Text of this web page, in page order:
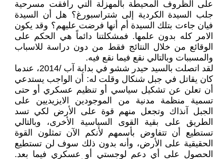
على الظروف المحيطة بالمهزلة التي رافقت مسرحية
جلب السيدة الكردية إلى شتراسبورغ؟ هل أن السيدة
فيان جاءت بتلك السيدة أم أنها فرضت عليهم؟ وقد يكون
الامر كله بدون علمها. فمشكلتنا دائماً هي الحكم على
الوقائع من خلال النتائج فقط من دون دراسة للاسباب
والمسببات وبالتالي نقع فيما نقع فيه.
لقد اتصلت بالسيد حيدر ششو في بداية آب /2014، عندما
كان يقاتل في جبل شنكال وقلت له: أن الواجب يستدعي
أن تعلن عن تشكيل سياسي أو تنظيم عسكري أو حتى
تسمية منظمة مدنية من الموجودين الايزيديين على
الجبل آنذاك وتجعل منهم قوة على الأرض لكي تسد
الطريق على بقية القوى السياسية الأخرى، وبالتالي
تستطيع أن تتفاوض بأسمهم لأنكم الآن تمثلون القوة
الحقيقية على الأرض، وأنه بدون ذلك سوف لن تستطيع
الحصول على أي دعم لوجستي أو عسكري فيما بعد.